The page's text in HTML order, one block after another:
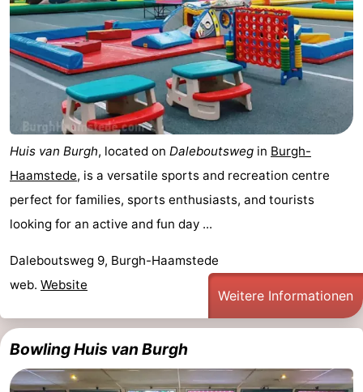
Huis van Burgh, located on Daleboutsweg in Burgh-
Haamstede, is a versatile sports and recreation centre
perfect for families, sports enthusiasts, and tourists
looking for an active and fun day ...
Daleboutsweg 9, Burgh-Haamstede
web. Website
Weitere Informationen
Bowling Huis van Burgh